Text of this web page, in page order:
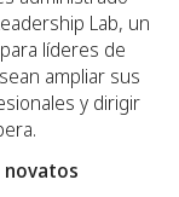
Lab, un
líderes de
ampliar sus
y dirigir
novatos